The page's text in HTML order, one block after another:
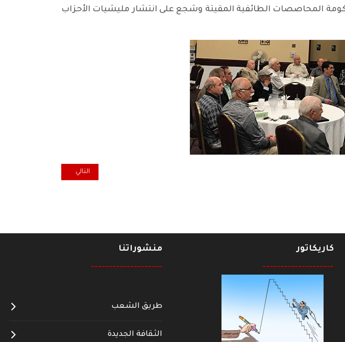
الامريكي للعراق نيسان 2003، والذي انتج حكومة المحاصصات الطائفية المقيتة وشجع على انتشار مليشيات الأحزاب
المقال التالي: الشرق الأوسط
التالي
كاريكاتور
--------------------
منشوراتنا
--------------------
طريق الشعب
الثقافة الجديدة